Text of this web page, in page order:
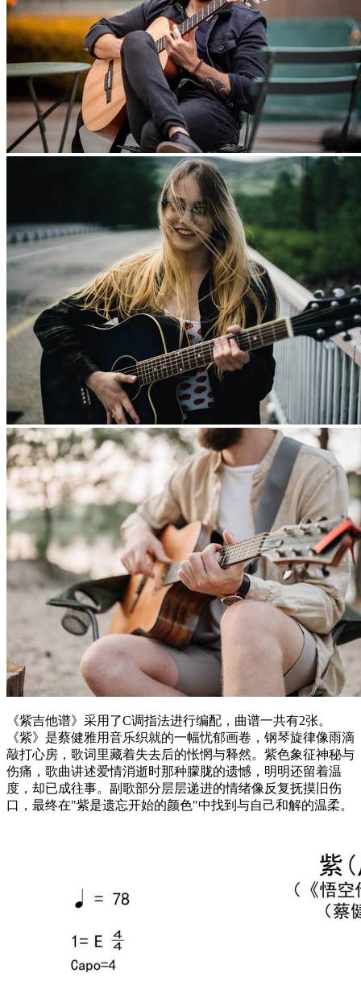
《紫吉他谱》采用了C调指法进行编配，曲谱一共有2张。
《紫》是蔡健雅用音乐织就的一幅忧郁画卷，钢琴旋律像雨滴
敲打心房，歌词里藏着失去后的怅惘与释然。紫色象征神秘与
伤痛，歌曲讲述爱情消逝时那种朦胧的遗憾，明明还留着温
度，却已成往事。副歌部分层层递进的情绪像反复抚摸旧伤
口，最终在"紫是遗忘开始的颜色"中找到与自己和解的温柔。